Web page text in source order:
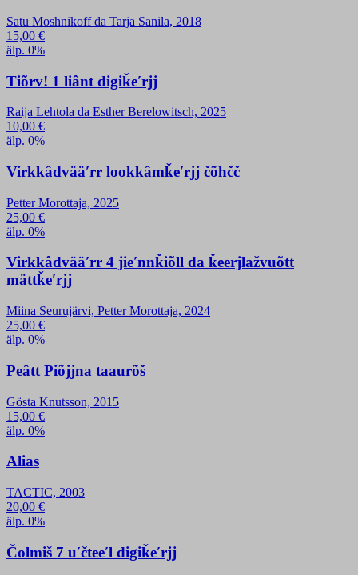
Satu Moshnikoff da Tarja Sanila, 2018
15,00 €
älp. 0%
Tiõrv! 1 liânt digiǩeʹrjj
Raija Lehtola da Esther Berelowitsch, 2025
10,00 €
älp. 0%
Virkkâdvääʹrr lookkâmǩeʹrjj čõhčč
Petter Morottaja, 2025
25,00 €
älp. 0%
Virkkâdvääʹrr 4 jieʹnnǩiõll da ǩeerjlažvuõtt
mättǩeʹrjj
Miina Seurujärvi, Petter Morottaja, 2024
25,00 €
älp. 0%
Peâtt Piõjjna taaurõš
Gösta Knutsson, 2015
15,00 €
älp. 0%
Alias
TACTIC, 2003
20,00 €
älp. 0%
Čolmiš 7 uʹčteeʹl digiǩeʹrjj